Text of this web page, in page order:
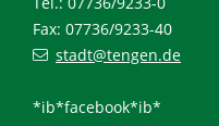
Fax: 07736/9233-40
stadt@tengen.de
*ib*facebook*ib*